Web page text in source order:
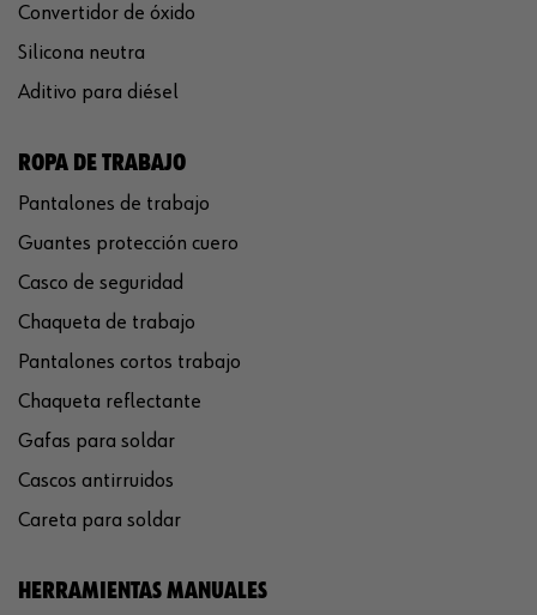
Convertidor de óxido
Silicona neutra
Aditivo para diésel
ROPA DE TRABAJO
Pantalones de trabajo
Guantes protección cuero
Casco de seguridad
Chaqueta de trabajo
Pantalones cortos trabajo
Chaqueta reflectante
Gafas para soldar
Cascos antirruidos
Careta para soldar
HERRAMIENTAS MANUALES